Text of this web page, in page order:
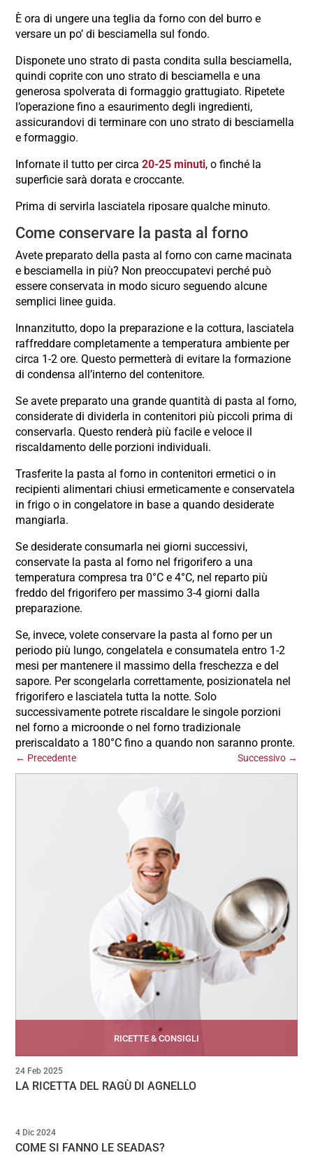
È ora di ungere una teglia da forno con del burro e
versare un po’ di besciamella sul fondo.
Disponete uno strato di pasta condita sulla besciamella,
quindi coprite con uno strato di besciamella e una
generosa spolverata di formaggio grattugiato. Ripetete
l’operazione fino a esaurimento degli ingredienti,
assicurandovi di terminare con uno strato di besciamella
e formaggio.
Infornate il tutto per circa20-25 minuti, o finché la
superficie sarà dorata e croccante.
Prima di servirla lasciatela riposare qualche minuto.
Come conservare la pasta al forno
Avete preparato della pasta al forno con carne macinata
e besciamella in più? Non preoccupatevi perché può
essere conservata in modo sicuro seguendo alcune
semplici linee guida.
Innanzitutto, dopo la preparazione e la cottura, lasciatela
raffreddare completamente a temperatura ambiente per
circa 1-2 ore. Questo permetterà di evitare la formazione
di condensa all’interno del contenitore.
Se avete preparato una grande quantità di pasta al forno,
considerate di dividerla in contenitori più piccoli prima di
conservarla. Questo renderà più facile e veloce il
riscaldamento delle porzioni individuali.
Trasferite la pasta al forno in contenitori ermetici o in
recipienti alimentari chiusi ermeticamente e conservatela
in frigo o in congelatore in base a quando desiderate
mangiarla.
Se desiderate consumarla nei giorni successivi,
conservate la pasta al forno nel frigorifero a una
temperatura compresa tra 0°C e 4°C, nel reparto più
freddo del frigorifero per massimo 3-4 giorni dalla
preparazione.
Se, invece, volete conservare la pasta al forno per un
periodo più lungo, congelatela e consumatela entro 1-2
mesi per mantenere il massimo della freschezza e del
sapore. Per scongelarla correttamente, posizionatela nel
frigorifero e lasciatela tutta la notte. Solo
successivamente potrete riscaldare le singole porzioni
nel forno a microonde o nel forno tradizionale
preriscaldato a 180°C fino a quando non saranno pronte.
← Precedente Successivo→
RICETTE & CONSIGLI
LA RICETTA DEL RAGÙ DI AGNELLO
24 Feb 2025
COME SI FANNO LE SEADAS?
4 Dic 2024